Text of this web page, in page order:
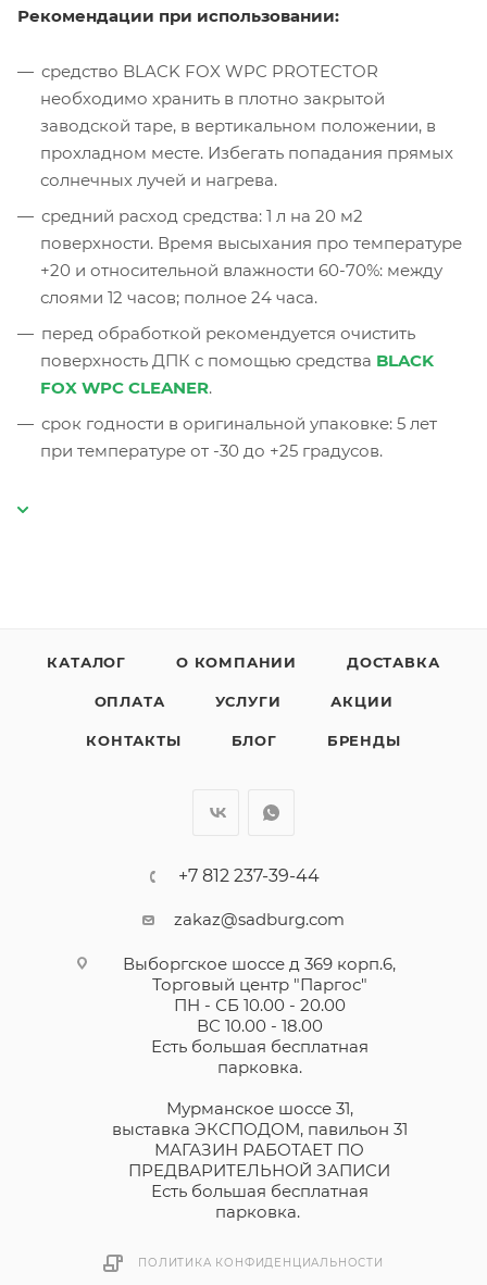
Рекомендации при использовании:
средство BLACK FOX WPC PROTECTOR
необходимо хранить в плотно закрытой
заводской таре, в вертикальном положении, в
прохладном месте. Избегать попадания прямых
солнечных лучей и нагрева.
средний расход средства: 1 л на 20 м2
поверхности. Время высыхания про температуре
+20 и относительной влажности 60-70%: между
слоями 12 часов; полное 24 часа.
перед обработкой рекомендуется очистить
поверхность ДПК с помощью средства BLACK
FOX WPC CLEANER.
срок годности в оригинальной упаковке: 5 лет
при температуре от -30 до +25 градусов.
КАТАЛОГ О КОМПАНИИ ДОСТАВКА
ОПЛАТА УСЛУГИ АКЦИИ
КОНТАКТЫ БЛОГ БРЕНДЫ
+7 812 237-39-44
zakaz@sadburg.com
Выборгское шоссе д 369 корп.6,
Торговый центр "Паргос"
ПН - СБ 10.00 - 20.00
ВС 10.00 - 18.00
Есть большая бесплатная
парковка.
Мурманское шоссе 31,
выставка ЭКСПОДОМ, павильон 31
МАГАЗИН РАБОТАЕТ ПО
ПРЕДВАРИТЕЛЬНОЙ ЗАПИСИ
Есть большая бесплатная
парковка.
ПОЛИТИКА КОНФИДЕНЦИАЛЬНОСТИ